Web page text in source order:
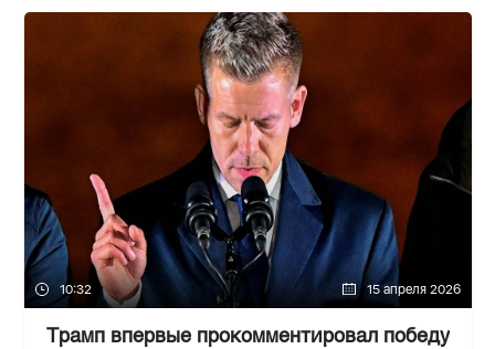
10:32 15 апреля 2026
Трамп впервые прокомментировал победу